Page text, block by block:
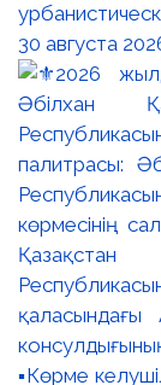
30 августа